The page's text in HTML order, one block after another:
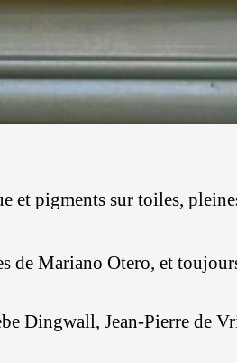
et pigments sur toiles,
de Mariano Otero, et
Dingwall, Jean-Pierre de